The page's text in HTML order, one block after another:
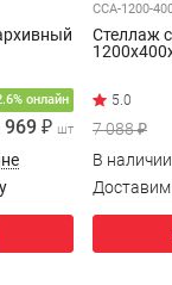
онлайн
969 ₽ шт
ССА-1200-
Стеллаж
7 088 ₽
В наличии
Доставим